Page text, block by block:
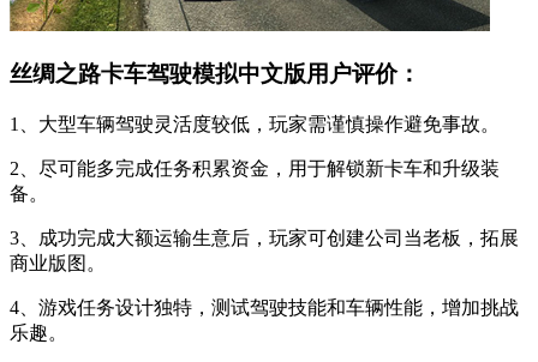
丝绸之路卡车驾驶模拟中文版用户评价：
1、大型车辆驾驶灵活度较低，玩家需谨慎操作避免事故。
2、尽可能多完成任务积累资金，用于解锁新卡车和升级装
备。
3、成功完成大额运输生意后，玩家可创建公司当老板，拓展
商业版图。
4、游戏任务设计独特，测试驾驶技能和车辆性能，增加挑战
乐趣。